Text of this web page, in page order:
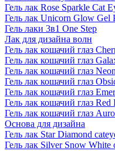
Гель лак Rose Sparkle Cat
Гель лак Unicorn Glow Gel
Гель лаки 3в1 One Step
Лак для дизайна волн
Гель лак кошачий глаз
Гель лак кошачий глаз
Гель лак кошачий глаз
Гель лак кошачий глаз
Гель лак кошачий глаз
Гель лак кошачий глаз Red
Гель лак кошачий глаз
Основа для дизайна
Гель лак Star Diamond
Гель лак Silver Snow White